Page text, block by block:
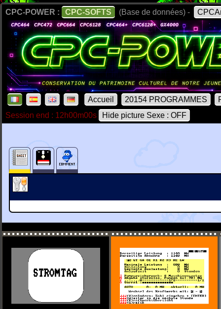
CPC-POWER : CPC-SOFTS (Base de données) -
Accueil 20154 PROGRAMMES
Session end : 12h00m00s
Hide picture Sexe : OFF